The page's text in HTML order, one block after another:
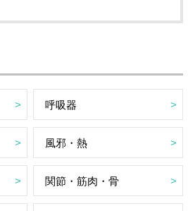
呼吸器
風邪・熱
関節・筋肉・骨